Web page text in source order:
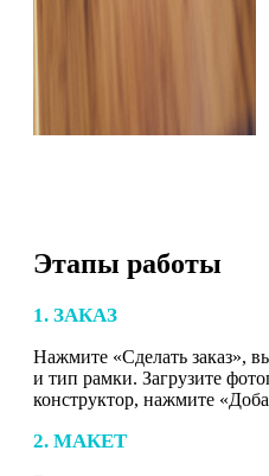
Этапы работы
1. ЗАКАЗ
Нажмите «Сделать заказ»,
и тип рамки. Загрузите
конструктор, нажмите
2. МАКЕТ